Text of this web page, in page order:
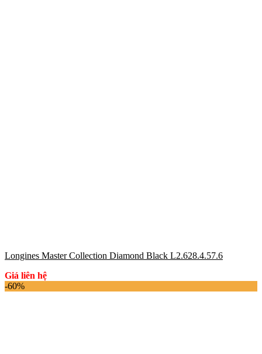
Longines Master Collection Diamond Black L2.628.4.57.6
Giá liên hệ
-60%